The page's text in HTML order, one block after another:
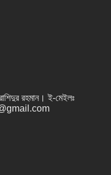
রহমান । ই-মেইলঃ